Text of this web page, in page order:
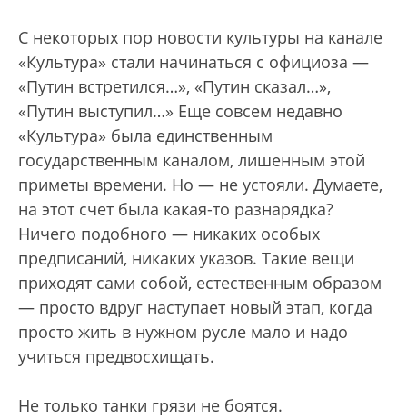
С некоторых пор новости культуры на канале
«Культура» стали начинаться с официоза —
«Путин встретился…», «Путин сказал…»,
«Путин выступил…» Еще совсем недавно
«Культура» была единственным
государственным каналом, лишенным этой
приметы времени. Но — не устояли. Думаете,
на этот счет была какая-то разнарядка?
Ничего подобного — никаких особых
предписаний, никаких указов. Такие вещи
приходят сами собой, естественным образом
— просто вдруг наступает новый этап, когда
просто жить в нужном русле мало и надо
учиться предвосхищать.
Не только танки грязи не боятся.